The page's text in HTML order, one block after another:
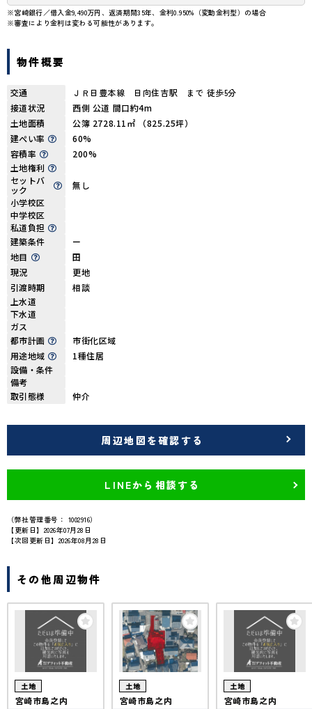
※宮崎銀行／借入金9,490万円、返済期間35年、金利0.950%（変動金利型）の場合
※審査により金利は変わる可能性があります。
物件概要
交通
ＪＲ日豊本線 日向住吉駅 まで 徒歩5分
接道状況
西側 公道 間口約4m
土地面積
公簿 2728.11㎡ （825.25坪）
建ぺい率
60%
容積率
200%
土地権利
セットバ
ック
無し
小学校区
中学校区
私道負担
建築条件
ー
地目
田
現況
更地
引渡時期
相談
上水道
下水道
ガス
都市計画
市街化区域
用途地域
1種住居
設備・条件
備考
取引態様
仲介
周辺地図を確認する
LINEから相談する
（弊社管理番号： 1002916）
【更新日】2026年07月28日
【次回更新日】2026年08月28日
その他周辺物件
土地
宮崎市島之内
土地
宮崎市島之内
土地
宮崎市島之内